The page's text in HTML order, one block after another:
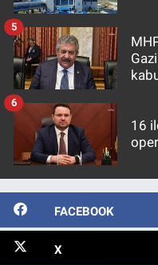
5
16
6
FACEBOOK
X